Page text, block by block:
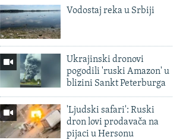
Vodostaj reka u Srbiji
Ukrajinski dronovi
pogodili 'ruski Amazon' u
blizini Sankt Peterburga
'Ljudski safari': Ruski
dron lovi prodavača na
pijaci u Hersonu